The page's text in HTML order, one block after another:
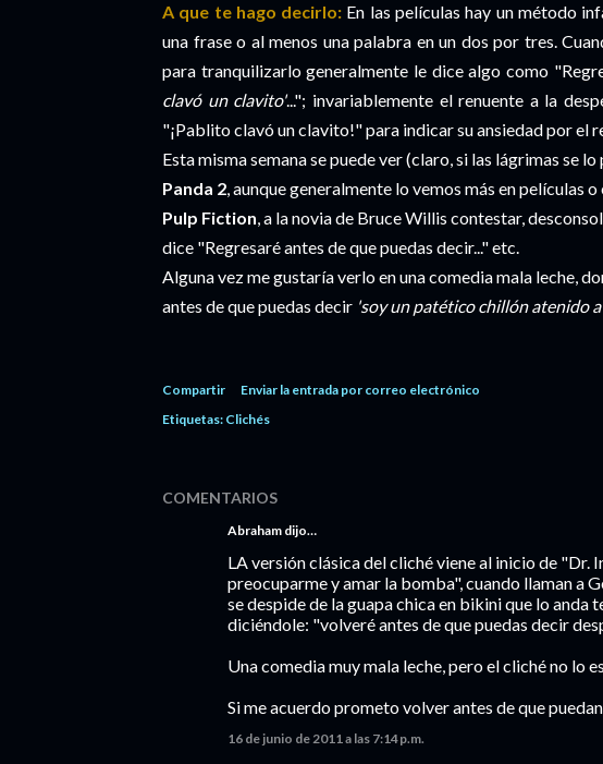
A que te hago decirlo: En las películas hay un método
una frase o al menos una palabra en un dos por tres.
para tranquilizarlo generalmente le dice algo como
clavó un clavito'..."; invariablemente el renuente a la
"¡Pablito clavó un clavito!" para indicar su ansiedad por el
Esta misma semana se puede ver (claro, si las lágrimas se
Panda 2, aunque generalmente lo vemos más en películas
Pulp Fiction, a la novia de Bruce Willis contestar,
dice "Regresaré antes de que puedas decir..." etc.
Alguna vez me gustaría verlo en una comedia mala leche,
antes de que puedas decir 'soy un patético chillón atenido
Compartir
Enviar la entrada por correo electrónico
Etiquetas: Clichés
COMENTARIOS
Abraham dijo…
LA versión clásica del cliché viene al inicio de "Dr.
preocuparme y amar la bomba", cuando llaman a
se despide de la guapa chica en bikini que lo anda
diciéndole: "volveré antes de que puedas decir
Una comedia muy mala leche, pero el cliché no lo
Si me acuerdo prometo volver antes de que
16 de junio de 2011 a las 7:14 p.m.